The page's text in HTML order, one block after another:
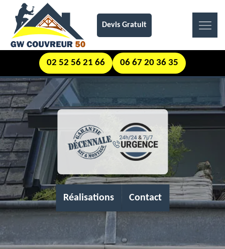
Devis Gratuit
02 52 56 21 66 06 67 20 36 35
Réalisations Contact